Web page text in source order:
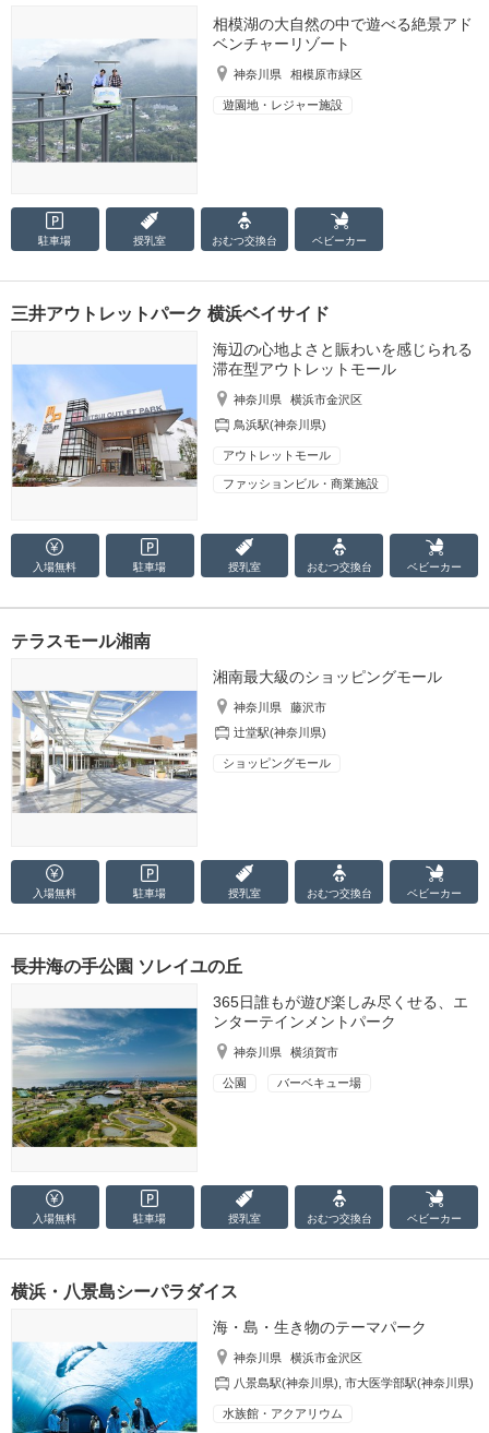
相模湖の大自然の中で遊べる絶景アド
ベンチャーリゾート
神奈川県 相模原市緑区
遊園地・レジャー施設
駐車場 授乳室 おむつ交換台 ベビーカー
三井アウトレットパーク 横浜ベイサイド
海辺の心地よさと賑わいを感じられる
滞在型アウトレットモール
神奈川県
横浜市金沢区
鳥浜駅(神奈川県)
アウトレットモール
ファッションビル・商業施設
入場無料 駐車場 授乳室 おむつ交換台 ベビーカー
テラスモール湘南
湘南最大級のショッピングモール
神奈川県
藤沢市
辻堂駅(神奈川県)
ショッピングモール
入場無料 駐車場 授乳室 おむつ交換台 ベビーカー
長井海の手公園 ソレイユの丘
365日誰もが遊び楽しみ尽くせる、エ
ンターテインメントパーク
神奈川県 横須賀市
公園 バーベキュー場
入場無料 駐車場 授乳室 おむつ交換台 ベビーカー
横浜・八景島シーパラダイス
海・島・生き物のテーマパーク
神奈川県
横浜市金沢区
八景島駅(神奈川県) ,市大医学部駅(神奈川県)
水族館・アクアリウム